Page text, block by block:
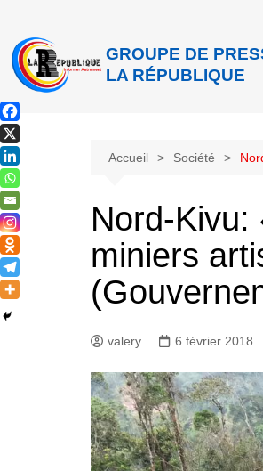
GROUPE DE
LA RÉPUBLIQUE
Accueil Société
Nord-Kivu:
miniers
valery 6 février 2018